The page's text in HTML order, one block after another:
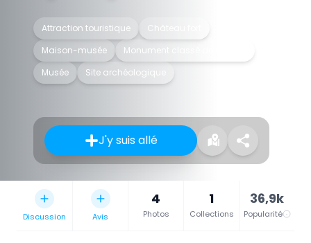
Attraction touristique
Château fort
Maison-musée
Monument classé de Grade I
Musée
Site archéologique
J'y suis allé
Discussion Avis
4
Photos
1
Collections
36,9k
Popularité